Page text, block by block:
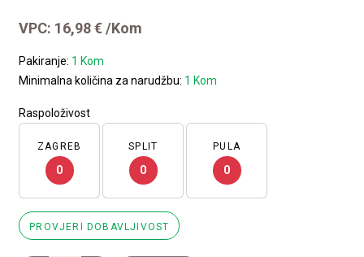
VPC: 16,98€ /Kom
Pakiranje: 1 Kom
Minimalna količina za narudžbu: 1 Kom
Raspoloživost
ZAGREB
0
SPLIT
0
PULA
0
PROVJERI DOBAVLJIVOST